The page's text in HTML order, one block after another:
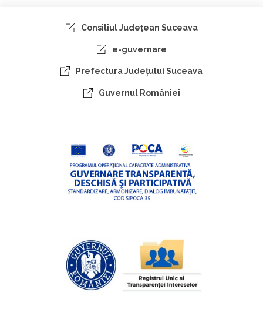
Consiliul Judeţean Suceava
e-guvernare
Prefectura Judeţului Suceava
Guvernul României